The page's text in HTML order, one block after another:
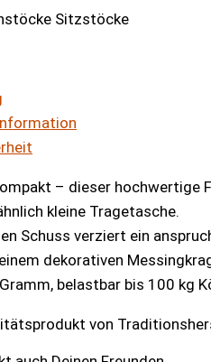
– dieser
kleine Tragetasche.
Schuss verziert ein
dekorativen
belastbar bis 100 kg
von